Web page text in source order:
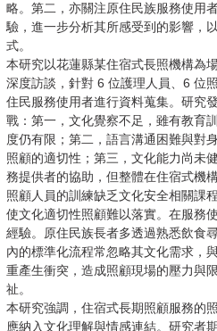
略。第二，亦關注原住民族服務使用
驗，進一步分析其所感受到的影響，
式。
本研究以花蓮縣某住宿式長照機構為
深度訪談，針對 6 位護理人員、6 位
住民服務使用者進行資料蒐集。研究
戰：第一，文化覺察不足，雖有教育
度仍有限；第二，語言溝通困難與對
照顧的適切性；第三，文化能力尚未
務提供者的協助，但整體在住宿式機
照顧人員的訓練缺乏文化安全相關課
使文化適切性照顧難以落實。在服務
經驗。原住民族長者多透過熟悉飲食
內的標準化流程常忽略其文化需求，
重產生衝突，造成照顧現場的壓力與
祉。
本研究強調，住宿式長期照顧服務的
應納入文化理解與情感連結。研究者